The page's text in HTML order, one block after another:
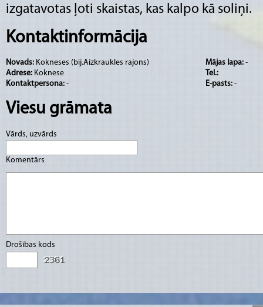
izgatavotas ļoti skaistas, kas kalpo kā soliņi.
Kontaktinformācija
Novads: Kokneses (bij.Aizkraukles rajons)
Adrese: Koknese
Kontaktpersona: -
Mājas lapa: -
Tel.:
E-pasts: -
Viesu grāmata
Vārds, uzvārds
Komentārs
Drošības kods